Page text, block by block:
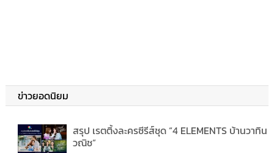
ข่าวยอดนิยม
สรุป เรตติ้งละครซีรีส์ชุด “4 ELEMENTS บ้านวาทิน
วณิช”